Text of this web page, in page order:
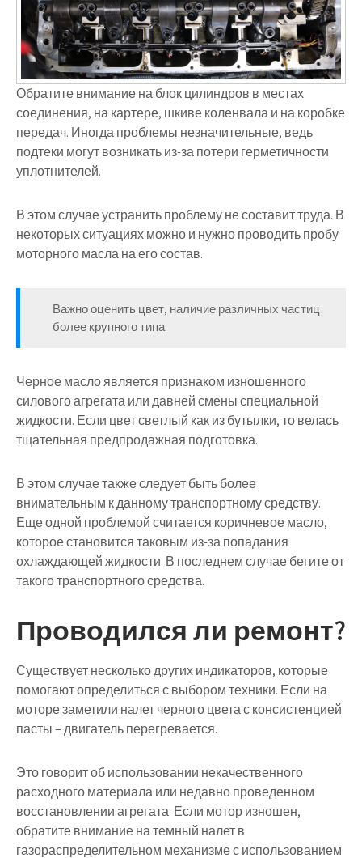
Обратите внимание на блок цилиндров в местах
соединения, на картере, шкиве коленвала и на коробке
передач. Иногда проблемы незначительные, ведь
подтеки могут возникать из-за потери герметичности
уплотнителей.
В этом случае устранить проблему не составит труда. В
некоторых ситуациях можно и нужно проводить пробу
моторного масла на его состав.
Важно оценить цвет, наличие различных частиц
более крупного типа.
Черное масло является признаком изношенного
силового агрегата или давней смены специальной
жидкости. Если цвет светлый как из бутылки, то велась
тщательная предпродажная подготовка.
В этом случае также следует быть более
внимательным к данному транспортному средству.
Еще одной проблемой считается коричневое масло,
которое становится таковым из-за попадания
охлаждающей жидкости. В последнем случае бегите от
такого транспортного средства.
Проводился ли ремонт?
Существует несколько других индикаторов, которые
помогают определиться с выбором техники. Если на
моторе заметили налет черного цвета с консистенцией
пасты – двигатель перегревается.
Это говорит об использовании некачественного
расходного материала или недавно проведенном
восстановлении агрегата. Если мотор изношен,
обратите внимание на темный налет в
газораспределительном механизме с использованием